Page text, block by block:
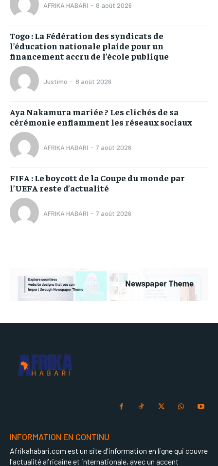
AFRIKA HABARI - 8 août 2026
Togo : La Fédération des syndicats de
l’éducation nationale plaide pour un
financement accru de l’école publique
Justimo - 8 août 2026
Aya Nakamura mariée ? Les clichés de sa
cérémonie enflamment les réseaux sociaux
AFRIKA HABARI - 7 août 2026
FIFA : Le boycott de la Coupe du monde par
l’UEFA reste d’actualité
AFRIKA HABARI - 7 août 2026
INFORMATION EN CONTINU
Afrikahabari.com est un site d'information en ligne qui couvre
l'actualité africaine et internationale, avec un accent